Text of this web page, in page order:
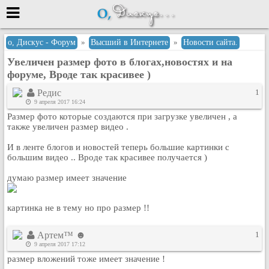
Меню
или войти через
Вход с 7ooo.ru
Регистрация
Забыли пароль?
Данные авторизации одинаковые с
Форумы
Поиск
Новые сообщения
Беседы
Игры
о, Дискус - Форум » Высший в Интернете » Новости сайта.
Увеличен размер фото в блогах,новостях и на
форуме, Вроде так красивее )
Редис
9 апреля 2017 16:24
1
Размер фото которые создаются при загрузке увеличен , а
также увеличен размер видео .
И в ленте блогов и новостей теперь большие картинки с
большим видео .. Вроде так красивее получается )
думаю размер имеет значение
картинка не в тему но про размер !!
Артем™ ☻
9 апреля 2017 17:12
1
размер вложений тоже имеет значение !